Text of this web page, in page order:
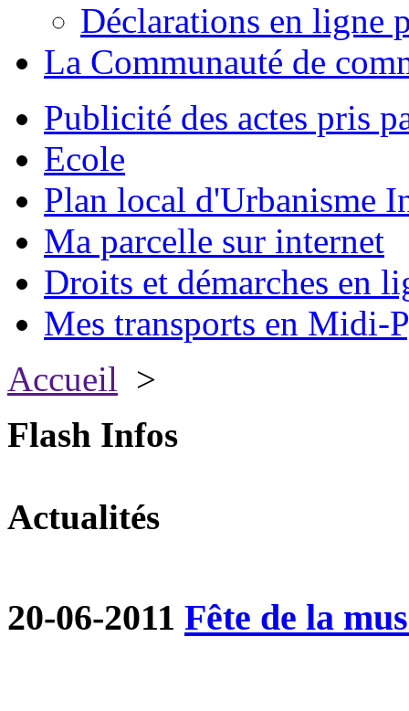
Déclarations en ligne
La Communauté de
Publicité des actes pris
Ecole
Plan local d'Urbanisme
Ma parcelle sur internet
Droits et démarches en
Mes transports en Midi-
Accueil >
Flash Infos
Actualités
20-06-2011 Fête de la